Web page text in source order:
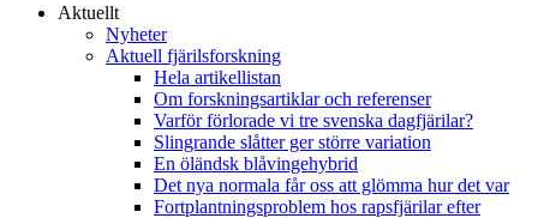
Aktuellt
Nyheter
Aktuell fjärilsforskning
Hela artikellistan
Om forskningsartiklar och referenser
Varför förlorade vi tre svenska dagfjärilar?
Slingrande slåtter ger större variation
En öländsk blåvingehybrid
Det nya normala får oss att glömma hur det var
Fortplantningsproblem hos rapsfjärilar efter